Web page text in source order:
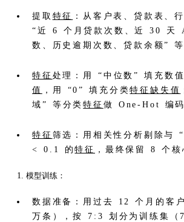
提取 特征
：从客户表、贷款表、
“近 6 个月贷款次数、近 30 天
数、历史逾期次数、贷款余额”
特征 处理：用 “中位数” 填充数
值
，用 “0” 填充分类特征缺失值
域” 等分类特征 做 One-Hot 编码
特征 筛选：用相关性分析剔除与
< 0.1 的特征 ，最终保留 8 个核
模型训练：
数据准备：用过去 12 个月的客
万条），按 7:3 划分为训练集（